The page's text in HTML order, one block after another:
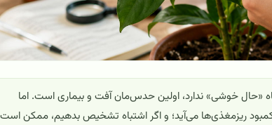
«حال خوشی» ندارد، اولین حدس‌مان آفت و بیماری است. اما
ریزمغذی‌ها می‌آید؛ و اگر اشتباه تشخیص بدهیم، ممکن است